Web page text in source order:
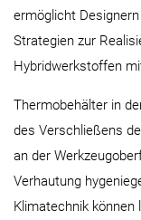
ermöglicht
Strategien zur
Hybridwerkstoffen
Thermobehälter in
des Verschließens
an der
Verhautung
Klimatechnik